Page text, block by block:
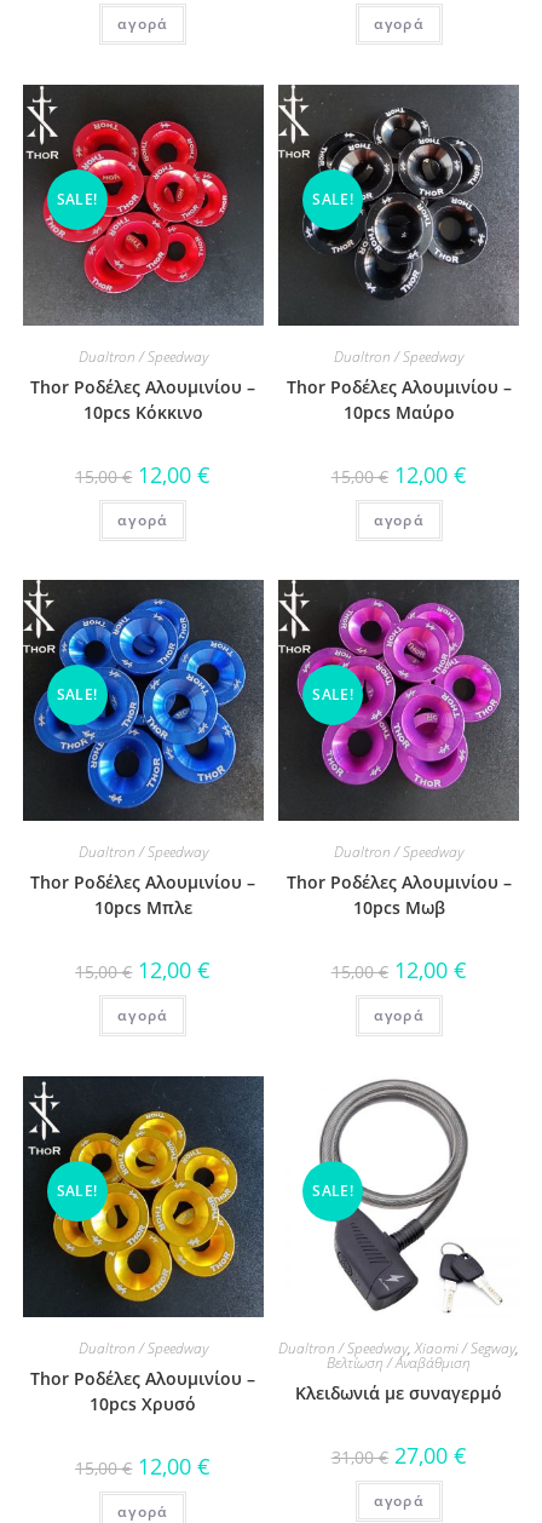
αγορά αγορά
SALE!
Dualtron / Speedway
Thor Ροδέλες Αλουμινίου –
10pcs Κόκκινο
15,00€ 12,00€
αγορά
SALE!
Dualtron / Speedway
Thor Ροδέλες Αλουμινίου –
10pcs Μαύρο
15,00€ 12,00 €
αγορά
SALE!
Dualtron / Speedway
Thor Ροδέλες Αλουμινίου –
10pcs Μπλε
15,00€ 12,00€
αγορά
SALE!
Dualtron / Speedway
Thor Ροδέλες Αλουμινίου –
10pcs Μωβ
15,00€ 12,00 €
αγορά
SALE!
Dualtron / Speedway
Thor Ροδέλες Αλουμινίου –
10pcs Χρυσό
15,00€ 12,00€
αγορά
SALE!
Dualtron / Speedway,Xiaomi / Segway,
Βελτίωση / Αναβάθμιση
Κλειδωνιά με συναγερμό
31,00€ 27,00 €
αγορά